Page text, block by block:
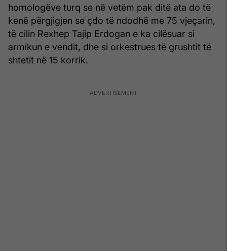
homologëve turq se në vetëm pak ditë ata do të
kenë përgjigjen se çdo të ndodhë me 75 vjeçarin,
të cilin Rexhep Tajip Erdogan e ka cilësuar si
armikun e vendit, dhe si orkestrues të grushtit të
shtetit në 15 korrik.